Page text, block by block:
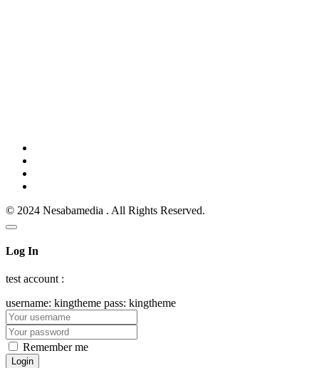
© 2024 Nesabamedia . All Rights Reserved.
Log In
test account :
username: kingtheme pass: kingtheme
Remember me